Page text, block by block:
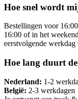
Hoe snel wordt
Bestellingen voor
16:00 of in het
eerstvolgende werkdag
Hoe lang duurt
Nederland: 1-2
België: 2-3 werkdagen